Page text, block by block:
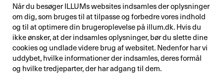
Når du besøger ILLUMs websites indsamles der oplysninger
om dig, som bruges til at tilpasse og forbedre vores indhold
og til at optimere din brugeroplevelse på illum.dk. Hvis du
ikke ønsker, at der indsamles oplysninger, bør du slette dine
cookies og undlade videre brug af websitet. Nedenfor har vi
uddybet, hvilke informationer der indsamles, deres formål
og hvilke tredjeparter, der har adgang til dem.